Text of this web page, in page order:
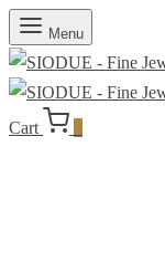
Menu
Cart